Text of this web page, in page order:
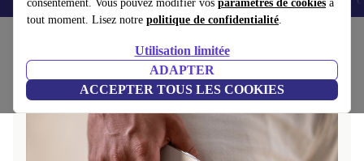
consentement. Vous pouvez modifier vos paramètres de cookies à
tout moment. Lisez notre politique de confidentialité.
Utilisation limitée
ADAPTER
ACCEPTER TOUS LES COOKIES